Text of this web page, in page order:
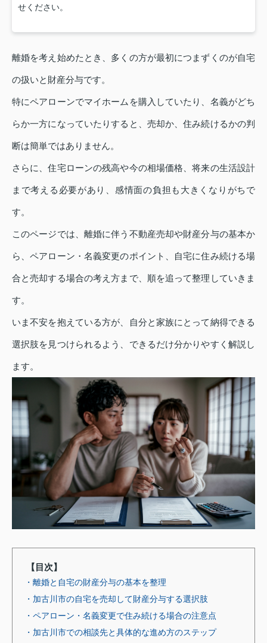
せください。
離婚を考え始めたとき、多くの方が最初につまずくのが自宅
の扱いと財産分与です。
特にペアローンでマイホームを購入していたり、名義がどち
らか一方になっていたりすると、売却か、住み続けるかの判
断は簡単ではありません。
さらに、住宅ローンの残高や今の相場価格、将来の生活設計
まで考える必要があり、感情面の負担も大きくなりがちで
す。
このページでは、離婚に伴う不動産売却や財産分与の基本か
ら、ペアローン・名義変更のポイント、自宅に住み続ける場
合と売却する場合の考え方まで、順を追って整理していきま
す。
いま不安を抱えている方が、自分と家族にとって納得できる
選択肢を見つけられるよう、できるだけ分かりやすく解説し
ます。
【目次】
・離婚と自宅の財産分与の基本を整理
・加古川市の自宅を売却して財産分与する選択肢
・ペアローン・名義変更で住み続ける場合の注意点
・加古川市での相談先と具体的な進め方のステップ